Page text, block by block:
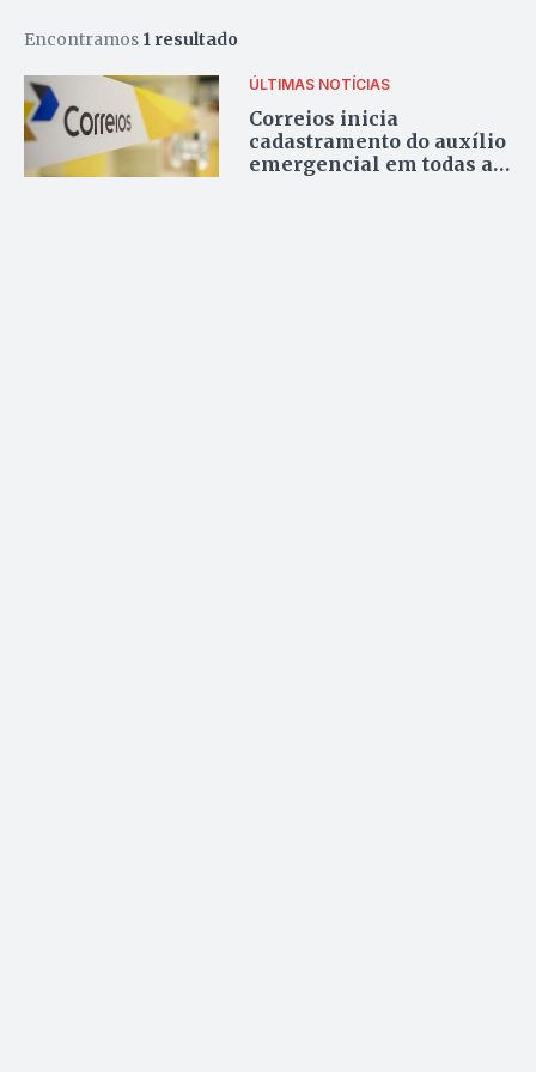
Encontramos 1 resultado
ÚLTIMAS NOTÍCIAS
Correios inicia
cadastramento do auxílio
emergencial em todas as